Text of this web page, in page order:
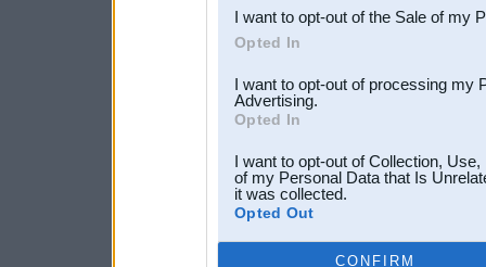
I want to opt-out of the Sale of my
Opted In
I want to opt-out of processing my
Advertising.
Opted In
I want to opt-out of Collection,
of my Personal Data that Is
it was collected.
Opted Out
CONFIRM